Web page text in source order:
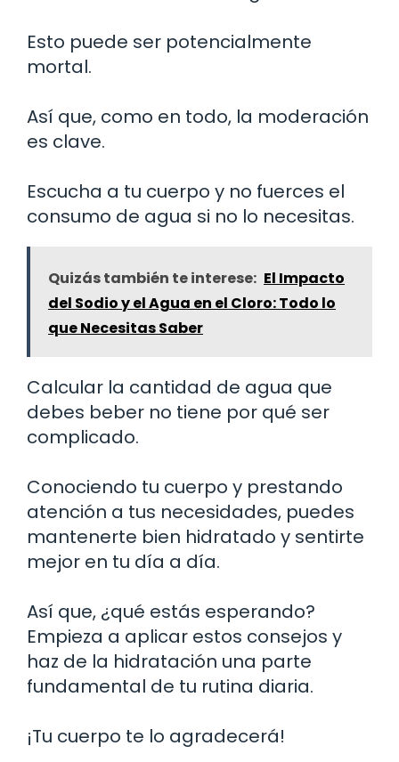
Esto puede ser potencialmente
mortal.
Así que, como en todo, la moderación
es clave.
Escucha a tu cuerpo y no fuerces el
consumo de agua si no lo necesitas.
Quizás también te interese: El Impacto
del Sodio y el Agua en el Cloro: Todo lo
que Necesitas Saber
Calcular la cantidad de agua que
debes beber no tiene por qué ser
complicado.
Conociendo tu cuerpo y prestando
atención a tus necesidades, puedes
mantenerte bien hidratado y sentirte
mejor en tu día a día.
Así que, ¿qué estás esperando?
Empieza a aplicar estos consejos y
haz de la hidratación una parte
fundamental de tu rutina diaria.
¡Tu cuerpo te lo agradecerá!